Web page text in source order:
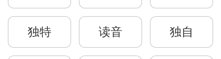
独特 读音 独自